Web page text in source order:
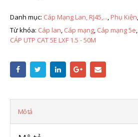
Danh mục: Cáp Mạng Lan, RJ45,... Phụ Kiện
Từ khóa: Cáp lan, Cáp mạng, Cáp mạng 5e,
CÁP UTP CAT 5E LXF 1.5 - 50M
Mô tả